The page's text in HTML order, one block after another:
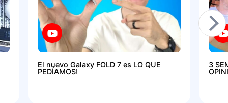
El nuevo Galaxy FOLD 7 es LO QUE
PEDÍAMOS!
3